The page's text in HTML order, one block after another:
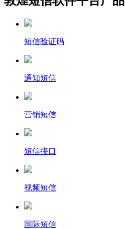
短信验证码
通知短信
营销短信
短信接口
视频短信
国际短信